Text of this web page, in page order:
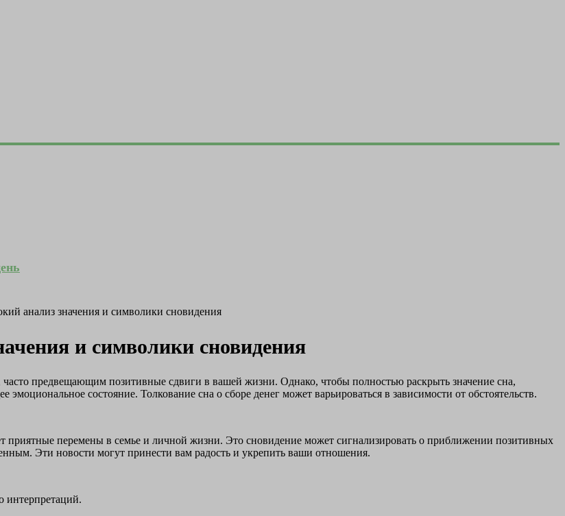
анализ значения и символики сновидения
и символики сновидения
предвещающим позитивные сдвиги в вашей жизни. Однако, чтобы полностью раскрыть значение сна,
состояние. Толкование сна о сборе денег может варьироваться в зависимости от обстоятельств.
приятные перемены в семье и личной жизни. Это сновидение может сигнализировать о приближении позитивных
Эти новости могут принести вам радость и укрепить ваши отношения.
интерпретаций.